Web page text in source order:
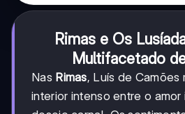
Rimas e Os
Multifacetado
Nas Rimas, Luís de Camões
interior intenso entre o